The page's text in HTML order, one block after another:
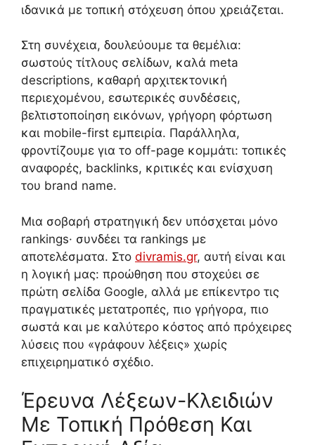
ιδανικά με τοπική στόχευση όπου χρειάζεται.
Στη συνέχεια, δουλεύουμε τα θεμέλια:
σωστούς τίτλους σελίδων, καλά meta
descriptions, καθαρή αρχιτεκτονική
περιεχομένου, εσωτερικές συνδέσεις,
βελτιστοποίηση εικόνων, γρήγορη φόρτωση
και mobile-first εμπειρία. Παράλληλα,
φροντίζουμε για το off-page κομμάτι: τοπικές
αναφορές, backlinks, κριτικές και ενίσχυση
του brand name.
Μια σοβαρή στρατηγική δεν υπόσχεται μόνο
rankings· συνδέει τα rankings με
αποτελέσματα. Στο divramis.gr, αυτή είναι και
η λογική μας: προώθηση που στοχεύει σε
πρώτη σελίδα Google, αλλά με επίκεντρο τις
πραγματικές μετατροπές, πιο γρήγορα, πιο
σωστά και με καλύτερο κόστος από πρόχειρες
λύσεις που «γράφουν λέξεις» χωρίς
επιχειρηματικό σχέδιο.
Έρευνα Λέξεων-Κλειδιών
Με Τοπική Πρόθεση Και